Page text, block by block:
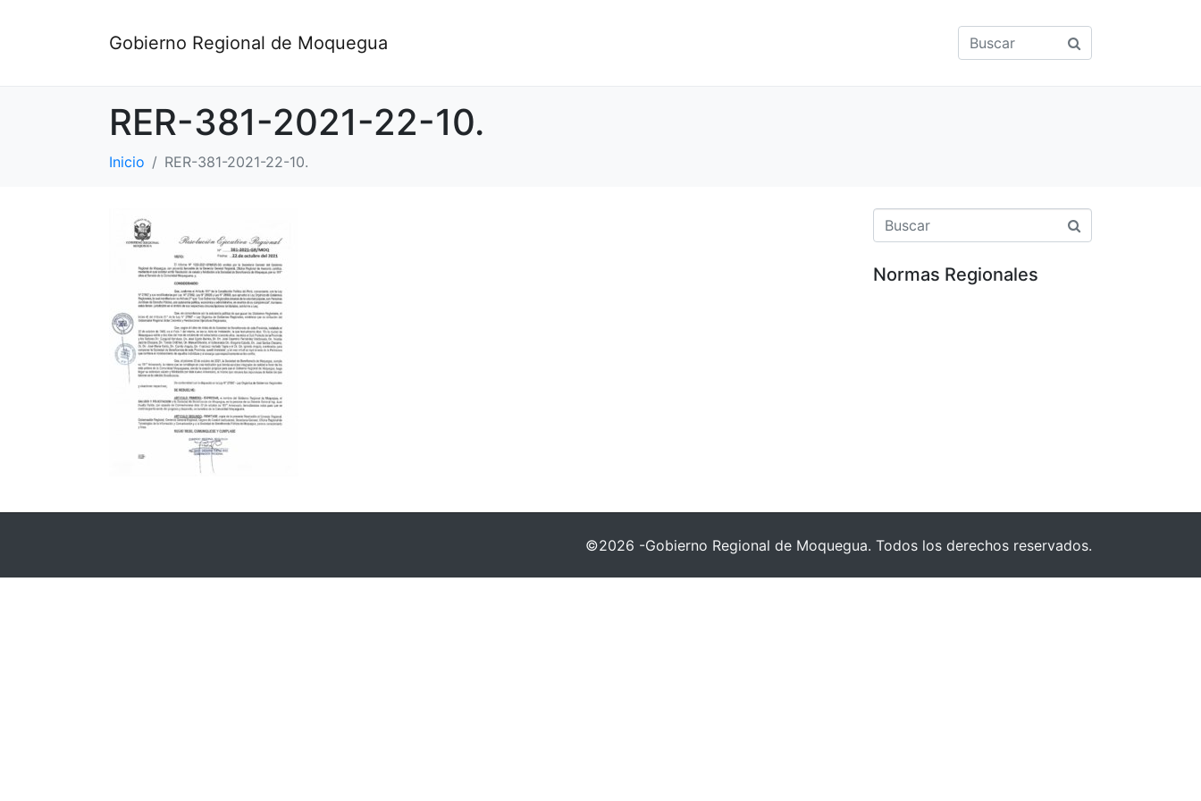
Gobierno Regional de Moquegua
RER-381-2021-22-10.
Inicio RER-381-2021-22-10.
Normas Regionales
©2026 -Gobierno Regional de Moquegua. Todos los derechos reservados.